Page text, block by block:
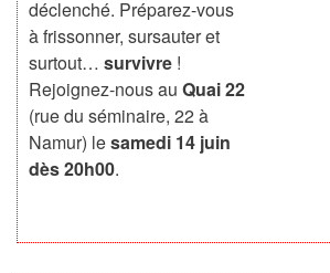
déclenché. Préparez-vous
à frissonner, sursauter et
surtout… survivre !
Rejoignez-nous au Quai 22
(rue du séminaire, 22 à
Namur) lesamedi 14 juin
dès 20h00.